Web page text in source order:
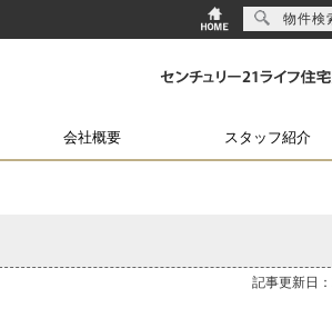
会社概要 スタッフ紹介
記事更新日
物件検